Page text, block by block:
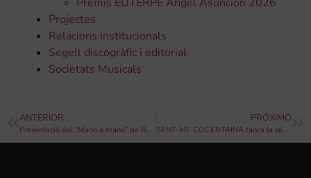
Projectes
Relacions institucionals
Segell discogràfic i editorial
Societats Musicals
ANTERIOR
Presentació del “Mano a mano” de Bunyol i dates de venda d’entrades
PRÓXIMO
SENT-ME COCENTAINA tanca la seua edició 2018 amb un rotund èxit